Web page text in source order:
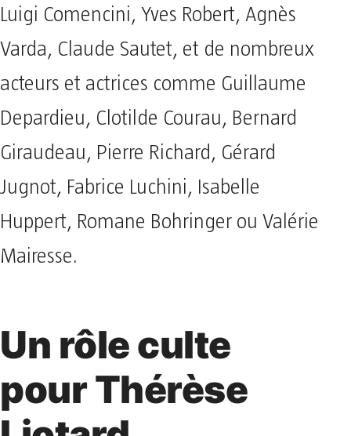
Luigi Comencini, Yves Robert, Agnès
Varda, Claude Sautet, et de nombreux
acteurs et actrices comme Guillaume
Depardieu, Clotilde Courau, Bernard
Giraudeau, Pierre Richard, Gérard
Jugnot, Fabrice Luchini, Isabelle
Huppert, Romane Bohringer ou Valérie
Mairesse.
Un rôle culte
pour Thérèse